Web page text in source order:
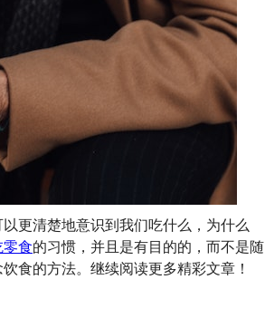
更清楚地意识到我们吃什么，为什么
食的习惯，并且是有目的的，而不是随
食的方法。继续阅读更多精彩文章！